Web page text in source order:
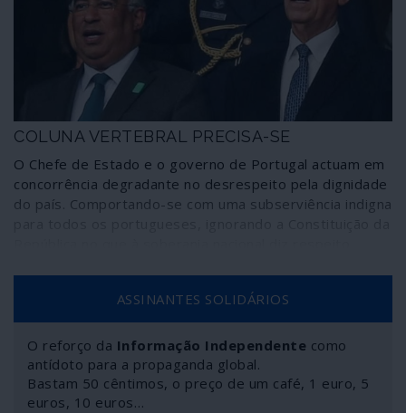
Trump que viola o direito internacional e contraria a
Carta das Nações Unidas.
COLUNA VERTEBRAL PRECISA-SE
O Chefe de Estado e o governo de Portugal actuam em
concorrência degradante no desrespeito pela dignidade
do país. Comportando-se com uma subserviência indigna
FMI para o Conselho de Estado e vai ao Brasil abençoar
a posse do fascista Bolsonaro; outro, asfixiando o país
com a inútil obsessão do défice, envolve-se na
estratégia de Trump que pode provocar um banho de
sangue na Venezuela. Coluna vertebral precisa-se neste
país à deriva e carente de identidade.
ASSINANTES SOLIDÁRIOS
O reforço da Informação Independente como
antídoto para a propaganda global.
Bastam 50 cêntimos, o preço de um café, 1 euro, 5
euros, 10 euros…